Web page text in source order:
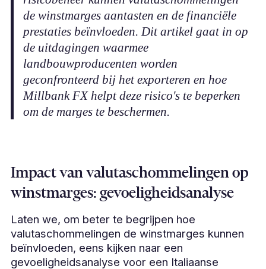
de winstmarges aantasten en de financiële
prestaties beïnvloeden. Dit artikel gaat in op
de uitdagingen waarmee
landbouwproducenten worden
geconfronteerd bij het exporteren en hoe
Millbank FX helpt deze risico's te beperken
om de marges te beschermen.
Impact van valutaschommelingen op
winstmarges: gevoeligheidsanalyse
Laten we, om beter te begrijpen hoe
valutaschommelingen de winstmarges kunnen
beïnvloeden, eens kijken naar een
gevoeligheidsanalyse voor een Italiaanse